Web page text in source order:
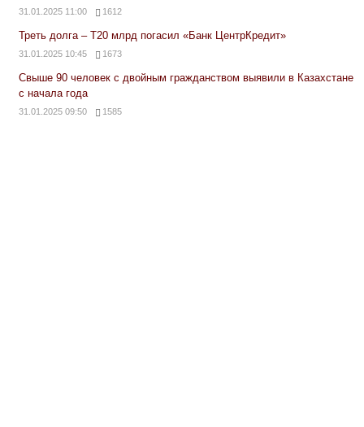
31.01.2025 11:00 1612
Треть долга – Т20 млрд погасил «Банк ЦентрКредит»
31.01.2025 10:45 1673
Свыше 90 человек с двойным гражданством выявили в Казахстане
с начала года
31.01.2025 09:50 1585